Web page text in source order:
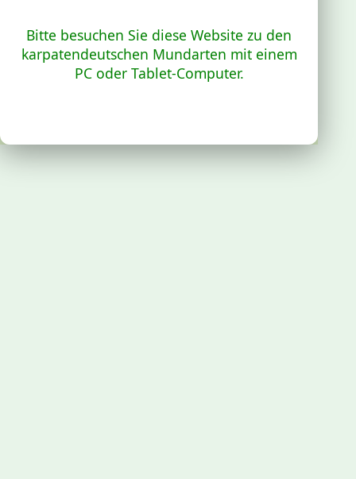
Bitte besuchen Sie diese Website zu den
karpatendeutschen Mundarten mit einem
PC oder Tablet-Computer.